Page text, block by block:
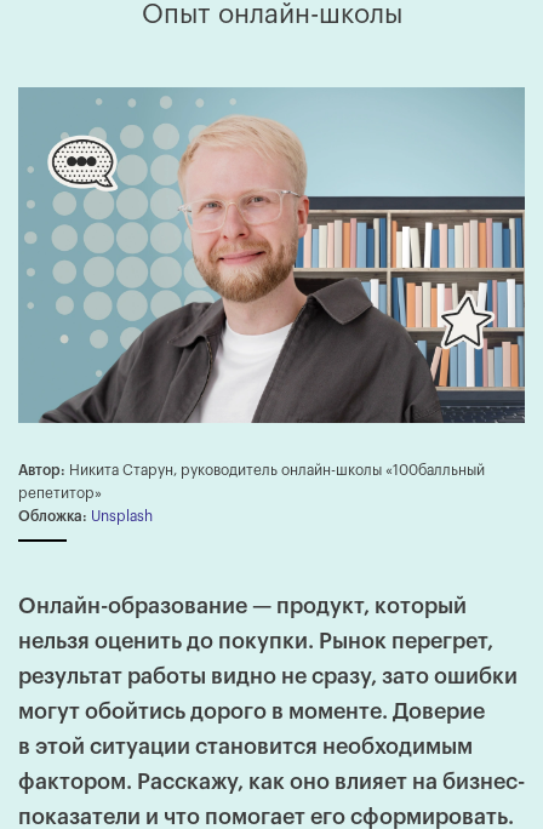
Опыт онлайн-школы
Автор: Никита Старун, руководитель онлайн-школы «100балльный
репетитор»
Обложка: Unsplash
Онлайн-образование — продукт, который
нельзя оценить до покупки. Рынок перегрет,
результат работы видно не сразу, зато ошибки
могут обойтись дорого в моменте. Доверие
в этой ситуации становится необходимым
фактором. Расскажу, как оно влияет на бизнес-
показатели и что помогает его сформировать.